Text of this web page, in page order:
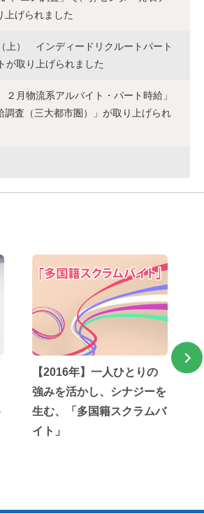
上げられました
上） インディードリクルートパート
取り上げられました
月物流系アルバイト・パート時給」
査（三大都市圏）」が取り上げられ
【2016年】一人ひとりの
強みを活かし、シナジーを
生む、「多国籍スクラムバ
イト」